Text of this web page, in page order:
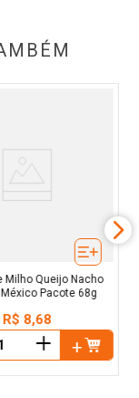
Milho Queijo Nacho
Pacote 68g
R$ 8,68
＋